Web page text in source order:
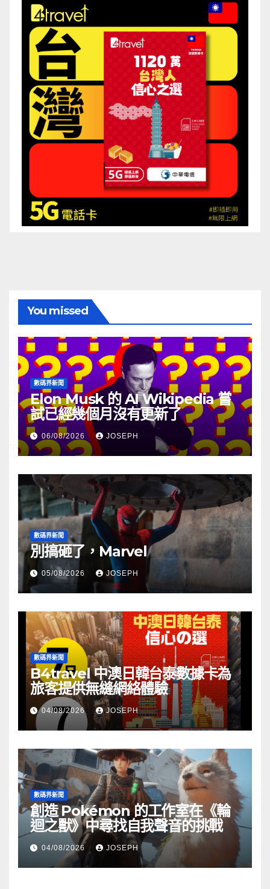
You missed
數碼界新聞
Elon Musk 的 AI Wikipedia 嘗
試已經幾個月沒有更新了
06/08/2026 JOSEPH
數碼界新聞
別搞砸了，Marvel
05/08/2026 JOSEPH
數碼界新聞
B4travel 中澳日韓台泰數據卡為
旅客提供無縫網絡體驗
04/08/2026 JOSEPH
數碼界新聞
創造 Pokémon 的工作室在《輪
迴之獸》中尋找自我聲音的挑戰
04/08/2026 JOSEPH